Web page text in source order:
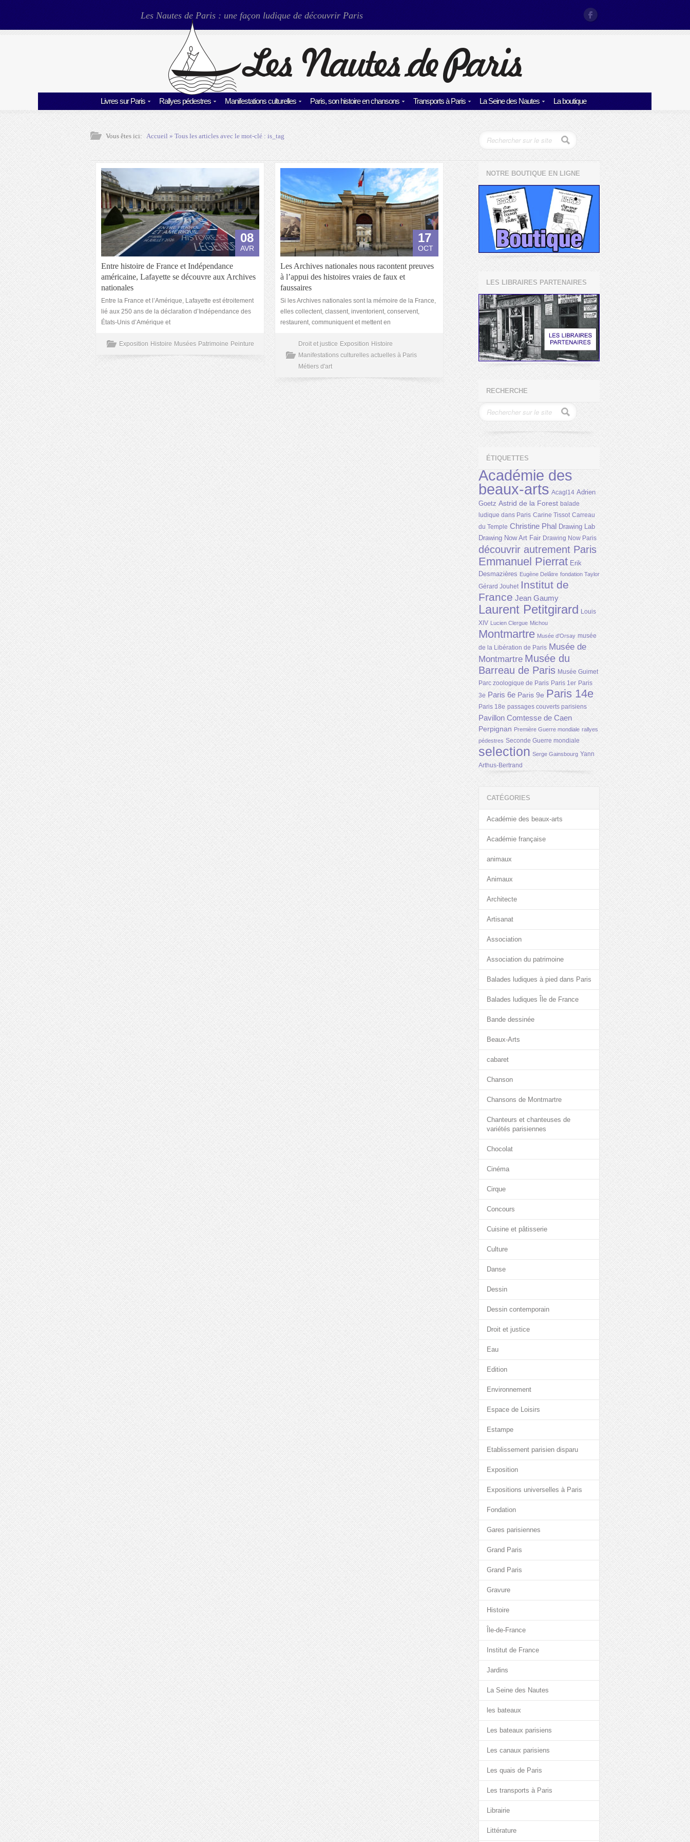
Les Nautes de Paris : une façon ludique de découvrir Paris
Livres sur Paris Rallyes pédestres Manifestations culturelles Paris, son histoire en chansons Transports à Paris La Seine des Nautes La boutique
Vous êtes ici: Accueil» Tous les articles avec le mot-clé :is_tag
08
AVR
Entre histoire de France et Indépendance
américaine, Lafayette se découvre aux Archives
nationales
Entre la France et l’Amérique, Lafayette est étroitement
lié aux 250 ans de la déclaration d’Indépendance des
États-Unis d’Amérique et
Exposition Histoire Musées Patrimoine Peinture
17
OCT
Les Archives nationales nous racontent preuves
à l’appui des histoires vraies de faux et
faussaires
Si les Archives nationales sont la mémoire de la France,
elles collectent, classent, inventorient, conservent,
restaurent, communiquent et mettent en
Droit et justice Exposition Histoire
Manifestations culturelles actuelles à Paris
Métiers d'art
NOTRE BOUTIQUE EN LIGNE
LES LIBRAIRES PARTENAIRES
RECHERCHE
ÉTIQUETTES
Académie des
beaux-arts Acagl14 Adrien
Goetz Astrid de la Forest balade
ludique dans Paris Carine Tissot Carreau
du Temple Christine Phal Drawing Lab
Drawing Now Art Fair Drawing Now Paris
découvrir autrement Paris
Emmanuel Pierrat Erik
Desmazières Eugène Delâtre fondation Taylor
Gérard Jouhet Institut de
France Jean Gaumy
Laurent Petitgirard Louis
XIV Lucien Clergue Michou
Montmartre Musée d'Orsay musée
de la Libération de Paris Musée de
Montmartre Musée du
Barreau de Paris Musée Guimet
Parc zoologique de Paris Paris 1er Paris
3e Paris 6e Paris 9e Paris 14e
Paris 18e passages couverts parisiens
Pavillon Comtesse de Caen
Perpignan Première Guerre mondiale rallyes
pédestres Seconde Guerre mondiale
selection Serge Gainsbourg Yann
Arthus-Bertrand
CATÉGORIES
Académie des beaux-arts
Académie française
animaux
Animaux
Architecte
Artisanat
Association
Association du patrimoine
Balades ludiques à pied dans Paris
Balades ludiques Île de France
Bande dessinée
Beaux-Arts
cabaret
Chanson
Chansons de Montmartre
Chanteurs et chanteuses de
variétés parisiennes
Chocolat
Cinéma
Cirque
Concours
Cuisine et pâtisserie
Culture
Danse
Dessin
Dessin contemporain
Droit et justice
Eau
Edition
Environnement
Espace de Loisirs
Estampe
Etablissement parisien disparu
Exposition
Expositions universelles à Paris
Fondation
Gares parisiennes
Grand Paris
Grand Paris
Gravure
Histoire
Île-de-France
Institut de France
Jardins
La Seine des Nautes
les bateaux
Les bateaux parisiens
Les canaux parisiens
Les quais de Paris
Les transports à Paris
Librairie
Littérature